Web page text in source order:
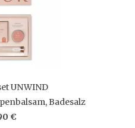
UNWIND
Badesalz
€